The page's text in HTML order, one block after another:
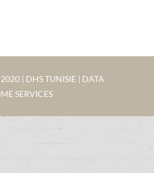
| DHS TUNISIE | DATA
SERVICES